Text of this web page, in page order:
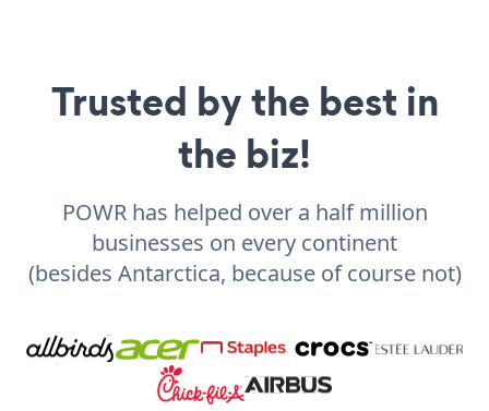
Trusted by the best in
the biz!
POWR has helped over a half million
businesses on every continent
(besides Antarctica, because of course not)